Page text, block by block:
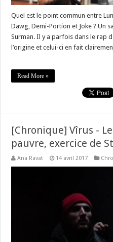
Quel est le point commun entre
Dawg, Demi-Portion et Joke ? Un
Surman. Il y a parfois dans le rap
l’origine et celui-ci en fait
Read More »
[Chronique] Vîrus -
pauvre, exercice de
Ana Ravat 14 avril 2017